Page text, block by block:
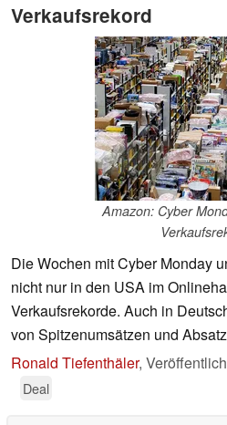
Verkaufsrekord
Amazon: Cyber
Die Wochen mit Cyber Monday
nicht nur in den USA im
Verkaufsrekorde. Auch in
von Spitzenumsätzen und
Ronald Tiefenthäler,
Deal